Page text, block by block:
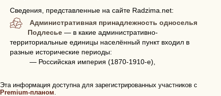
Сведения, представленные на сайте Radzima.net:
Административная принадлежность односелья
Подлесье — в какие административно-
территориальные единицы населённый пункт входил в
разные исторические периоды:
— Российская империя (1870-1910-е),
Эта информация доступна для зарегистрированных участников с
Premium-планом.